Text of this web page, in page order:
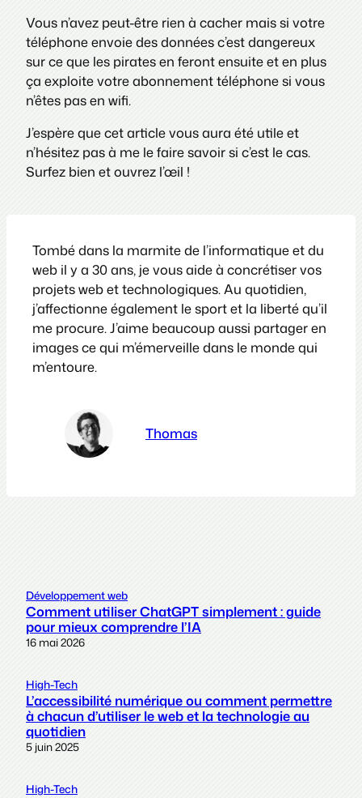
Vous n’avez peut-être rien à cacher mais si votre
téléphone envoie des données c’est dangereux
sur ce que les pirates en feront ensuite et en plus
ça exploite votre abonnement téléphone si vous
n’êtes pas en wifi.
J’espère que cet article vous aura été utile et
n’hésitez pas à me le faire savoir si c’est le cas.
Surfez bien et ouvrez l’œil !
Tombé dans la marmite de l’informatique et du
web il y a 30 ans, je vous aide à concrétiser vos
projets web et technologiques. Au quotidien,
j’affectionne également le sport et la liberté qu’il
me procure. J’aime beaucoup aussi partager en
images ce qui m’émerveille dans le monde qui
m’entoure.
Thomas
Développement web
Comment utiliser ChatGPT simplement : guide
pour mieux comprendre l’IA
16 mai 2026
High-Tech
L’accessibilité numérique ou comment permettre
à chacun d’utiliser le web et la technologie au
quotidien
5 juin 2025
High-Tech